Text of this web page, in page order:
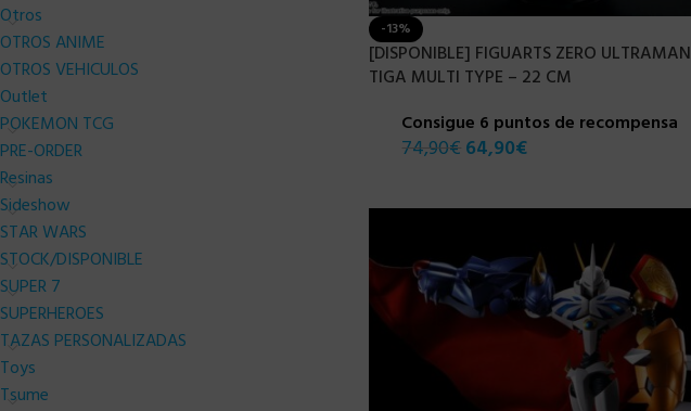
Otros
OTROS ANIME
OTROS VEHICULOS
Outlet
POKEMON TCG
PRE-ORDER
Resinas
Sideshow
STAR WARS
STOCK/DISPONIBLE
SUPER 7
SUPERHEROES
TAZAS PERSONALIZADAS
Toys
Tsume
-13%
[DISPONIBLE] FIGUARTS ZERO ULTRAMAN
TIGA MULTI TYPE – 22 CM
Consigue 6 puntos de recompensa
74,90€ 64,90€